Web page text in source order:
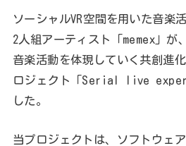
ソーシャルVR空間を用いた音楽
2人組アーティスト「memex」が
音楽活動を体現していく共創進
ロジェクト「Serial live
した。
当プロジェクトは、ソフトウェ